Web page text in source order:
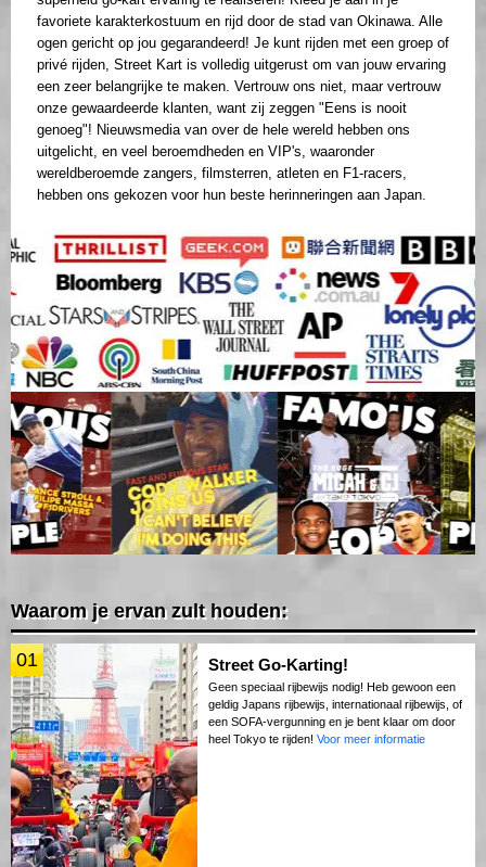
favoriete karakterkostuum en rijd door de stad van Okinawa. Alle
ogen gericht op jou gegarandeerd! Je kunt rijden met een groep of
privé rijden, Street Kart is volledig uitgerust om van jouw ervaring
een zeer belangrijke te maken. Vertrouw ons niet, maar vertrouw
onze gewaardeerde klanten, want zij zeggen "Eens is nooit
genoeg"! Nieuwsmedia van over de hele wereld hebben ons
uitgelicht, en veel beroemdheden en VIP's, waaronder
wereldberoemde zangers, filmsterren, atleten en F1-racers,
hebben ons gekozen voor hun beste herinneringen aan Japan.
Waarom je ervan zult houden:
01 Street Go-Karting!
Geen speciaal rijbewijs nodig! Heb gewoon een
geldig Japans rijbewijs, internationaal rijbewijs, of
een SOFA-vergunning en je bent klaar om door
heel Tokyo te rijden! Voor meer informatie